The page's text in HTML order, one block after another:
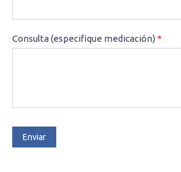
Consulta (especifique medicación)*
Enviar